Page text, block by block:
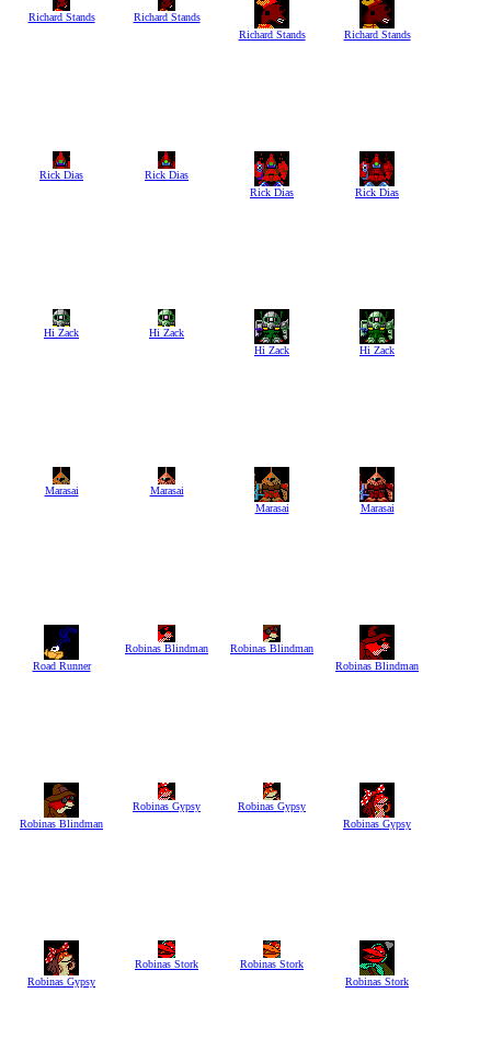
Richard Stands
Richard Stands
Richard Stands
Richard Stands
Rick Dias
Rick Dias
Rick Dias
Rick Dias
Hi Zack
Hi Zack
Hi Zack
Hi Zack
Marasai
Marasai
Marasai
Marasai
Road Runner
Robinas Blindman
Robinas Blindman
Robinas Blindman
Robinas Blindman
Robinas Gypsy
Robinas Gypsy
Robinas Gypsy
Robinas Gypsy
Robinas Stork
Robinas Stork
Robinas Stork